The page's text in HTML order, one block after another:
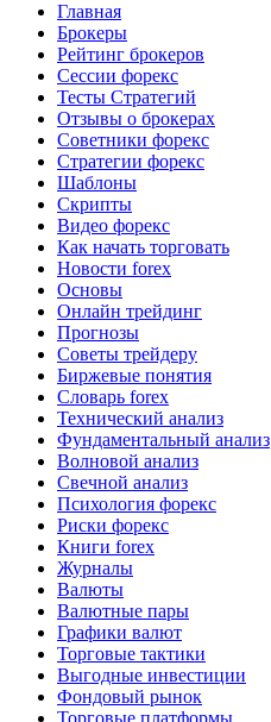
Главная
Брокеры
Рейтинг брокеров
Сессии форекс
Тесты Стратегий
Отзывы о брокерах
Советники форекс
Стратегии форекс
Шаблоны
Скрипты
Видео форекс
Как начать торговать
Новости forex
Основы
Онлайн трейдинг
Прогнозы
Советы трейдеру
Биржевые понятия
Словарь forex
Технический анализ
Фундаментальный анализ
Волновой анализ
Свечной анализ
Психология форекс
Риски форекс
Книги forex
Журналы
Валюты
Валютные пары
Графики валют
Торговые тактики
Выгодные инвестиции
Фондовый рынок